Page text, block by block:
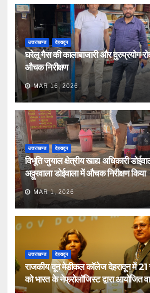
उत्तराखण्ड देहरादून
घरेलू गैस की कालाबाजारी और दुरुप्रयोग
औचक निरीक्षण
MAR 16, 2026
उत्तराखण्ड देहरादून
विभूति जुयाल क्षेत्रीय खाद्य अधिकारी
अठ्ठुरवाला डोईवाला में औचक निरीक्षण किया
MAR 1, 2026
उत्तराखण्ड देहरादून
राजकीय दून मेडीकल कॉलेज देहरादून में 21
को भारत के नेफ्रोलॉजिस्ट द्वारा आयोजित